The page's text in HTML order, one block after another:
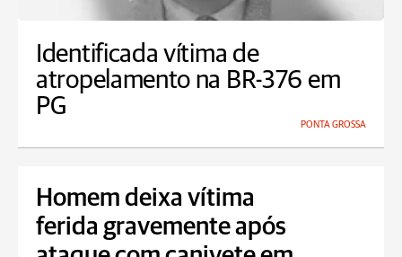
Identificada vítima de
atropelamento na BR-376 em
PG
PONTA GROSSA
Homem deixa vítima
ferida gravemente após